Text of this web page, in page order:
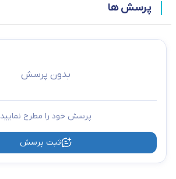
پرسش ها
بدون پرسش
پرسش خود را مطرح نمایید
ثبت پرسش